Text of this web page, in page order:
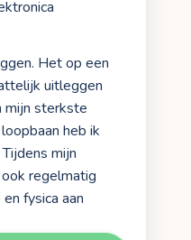
Het op een
uitleggen
mijn sterkste
heb ik
mijn
regelmatig
fysica aan